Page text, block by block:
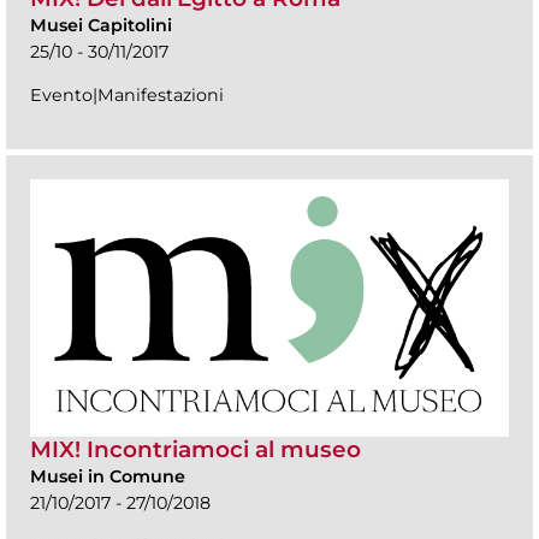
Musei Capitolini
25/10 - 30/11/2017
Evento|Manifestazioni
MIX! Incontriamoci al museo
Musei in Comune
21/10/2017 - 27/10/2018